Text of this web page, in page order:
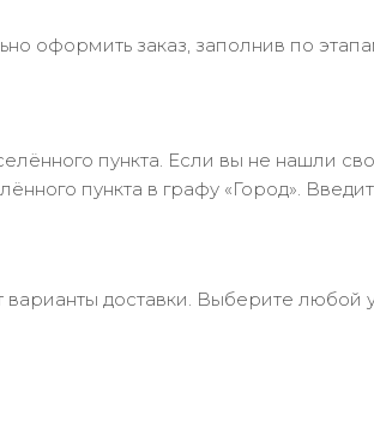
оформить заказ, заполнив по
пункта. Если вы не нашли
пункта в графу «Город».
доставки. Выберите любой